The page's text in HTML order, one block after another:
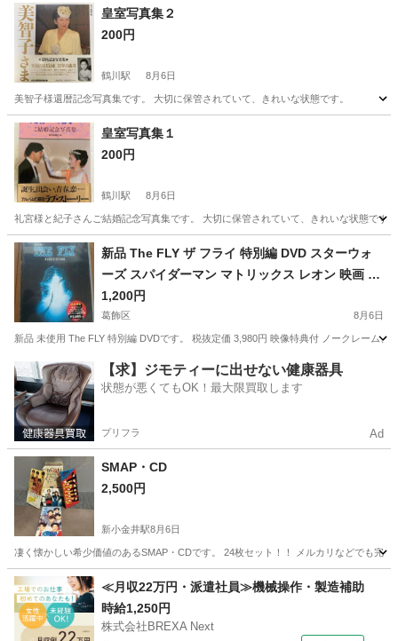
東京 世田谷区 桜新町駅
ビジネス、経済 有料
皇室写真集２
200円
鶴川駅 8月6日
美智子様還暦記念写真集です。 大切に保管されていて、きれいな状態です。
東京 町田市 鶴川駅 写真集
皇室写真集１
200円
鶴川駅 8月6日
礼宮様と紀子さんご結婚記念写真集です。 大切に保管されていて、きれいな状態です。
東京 町田市 鶴川駅 写真集 状態
新品 The FLY ザ フライ 特別編 DVD スターウォ
ーズ スパイダーマン マトリックス レオン 映画 ス
ポーン アメリカンコミック ガミラシークレット
1,200円
葛飾区 8月6日
新品 未使用 The FLY 特別編 DVDです。 税抜定価 3,980円 映像特典付 ノークレーム
東京 葛飾区 本/CD/DVD アメリカン
【求】ジモティーに出せない健康器具
状態が悪くてもOK！最大限買取します
プリフラ Ad
SMAP・CD
2,500円
新小金井駅8月6日
凄く懐かしい希少価値のあるSMAP・CDです。 24枚セット！！ メルカリなどでも完
東京 三鷹市 新小金井駅 CD
≪月収22万円・派遣社員≫機械操作・製造補助
時給1,250円
株式会社BREXA Next